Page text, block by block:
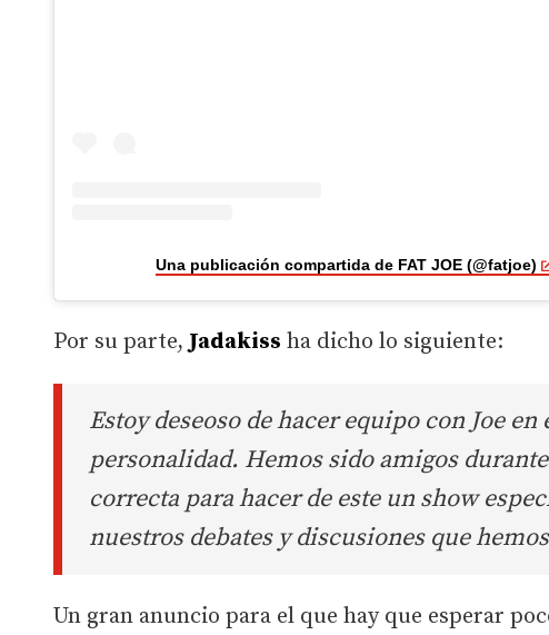
Una publicación compartida de FAT JOE (@fatjoe)
Por su parte, Jadakiss ha dicho lo siguiente:
Estoy deseoso de hacer equipo con Joe
personalidad. Hemos sido amigos
correcta para hacer de este un show
nuestros debates y discusiones que
Un gran anuncio para el que hay que esperar